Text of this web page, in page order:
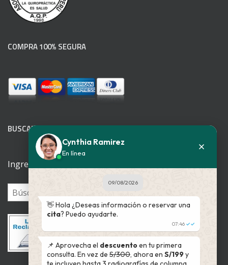
COMPRA 100% SEGURA
BUSCADOR WEB
Ingrese su patología
Cynthia Ramirez
En línea
09/08/2026
👋 Hola ¿Deseas información o reservar una
cita? Puedo ayudarte.
07:46 ✓✓
📌 Aprovecha el descuentoen tu primera
consulta. En vez de S/300, ahora en S/199y